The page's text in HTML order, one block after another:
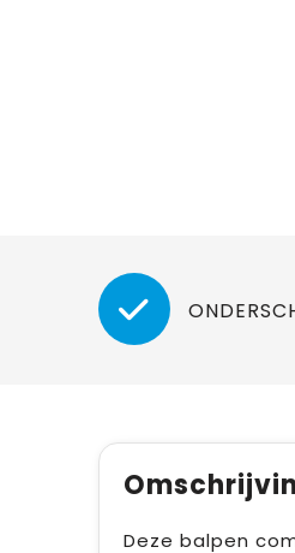
Deze balpen